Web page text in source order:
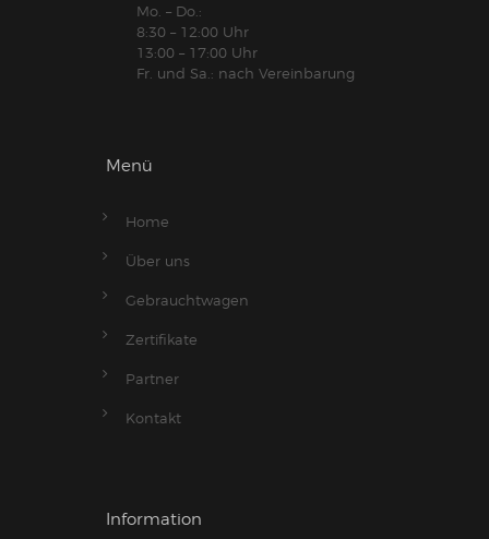
Mo. – Do.:
8:30 – 12:00 Uhr
13:00 – 17:00 Uhr
Fr. und Sa.: nach Vereinbarung
Menü
Home
Über uns
Gebrauchtwagen
Zertifikate
Partner
Kontakt
Information